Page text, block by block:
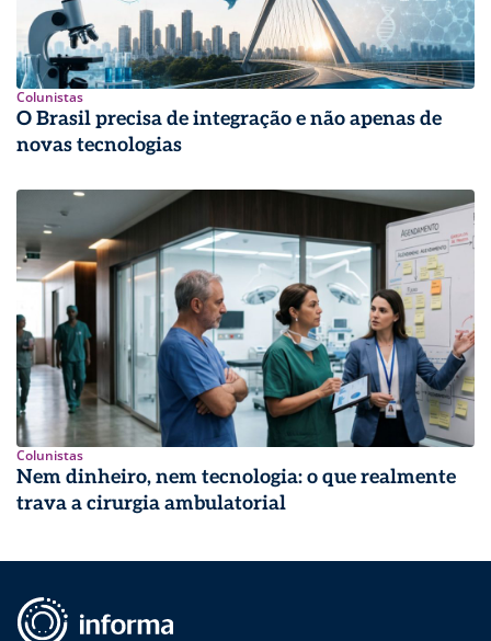
Colunistas
O Brasil precisa de integração e não apenas de
novas tecnologias
Colunistas
Nem dinheiro, nem tecnologia: o que realmente
trava a cirurgia ambulatorial